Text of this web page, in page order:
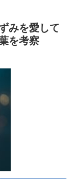
みを愛して
を考察